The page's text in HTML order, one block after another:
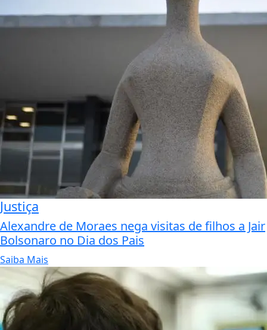
Justiça
Alexandre de Moraes nega visitas de filhos a Jair
Bolsonaro no Dia dos Pais
Saiba Mais